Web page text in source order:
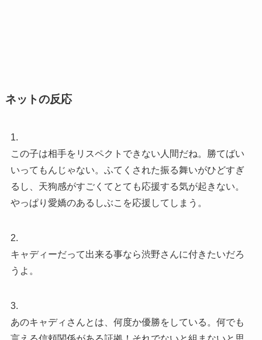
ネットの反応
1.
この子は相手をリスペクトできない人間だね。勝てばい
いってもんじゃない。ふてくされた振る舞いがひどすぎ
るし、天狗感がすごくてとても応援する気が起きない。
やっぱり愛嬌のあるしぶこを応援してしまう。
2.
キャディーだって出来る事なら渋野さんに付きたいだろ
うよ。
3.
あのキャディさんとは、何度か優勝をしている。何でも